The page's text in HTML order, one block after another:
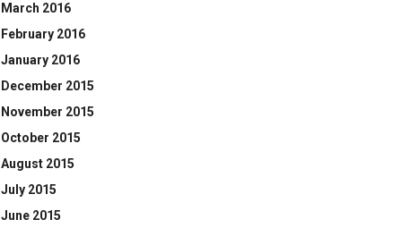
March 2016
February 2016
January 2016
December 2015
November 2015
October 2015
August 2015
July 2015
June 2015